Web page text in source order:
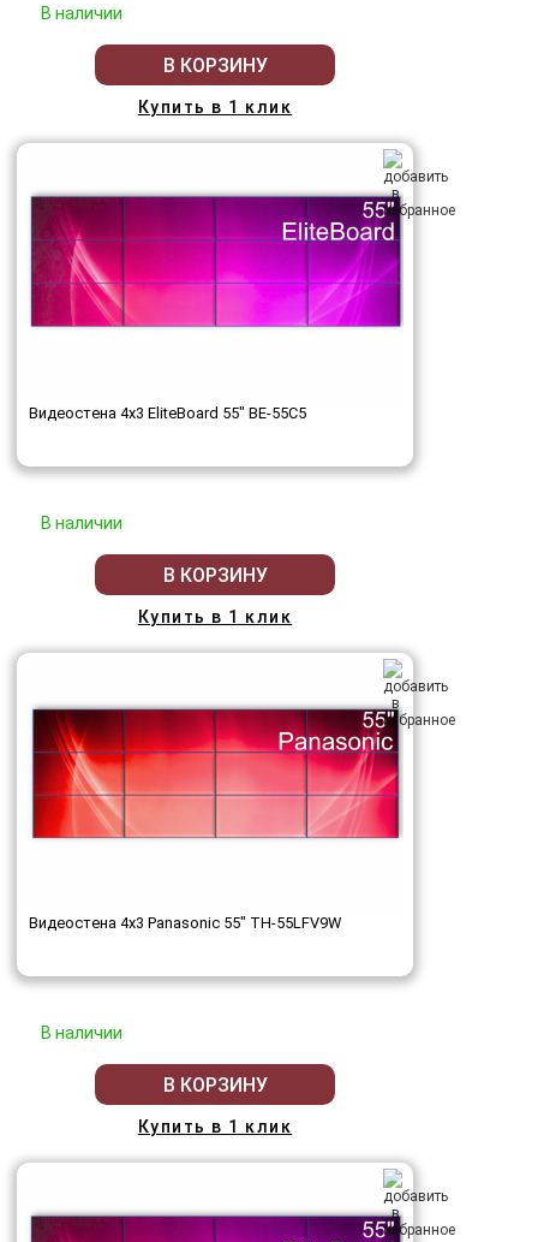
В наличии
В КОРЗИНУ
Купить в 1 клик
Видеостена 4x3 EliteBoard 55" BE-55C5
В наличии
В КОРЗИНУ
Купить в 1 клик
Видеостена 4x3 Panasonic 55" TH-55LFV9W
В наличии
В КОРЗИНУ
Купить в 1 клик